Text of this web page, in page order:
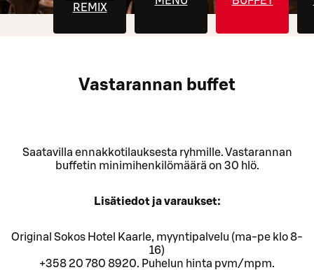
REMIX
Vastarannan buffet
Saatavilla ennakkotilauksesta ryhmille. Vastarannan
buffetin minimihenkilömäärä on 30 hlö.
Lisätiedot ja varaukset:
Original Sokos Hotel Kaarle, myyntipalvelu (ma-pe klo 8-
16)
+358 20 780 8920. Puhelun hinta pvm/mpm.